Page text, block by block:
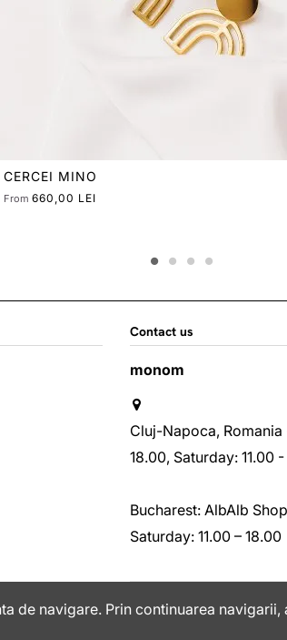
Contact us
monom
Cluj-Napoca, Romania
18.00, Saturday: 11.00
Bucharest: AlbAlb
Saturday: 11.00 – 18.00
+40763408075
de navigare. Prin continuarea